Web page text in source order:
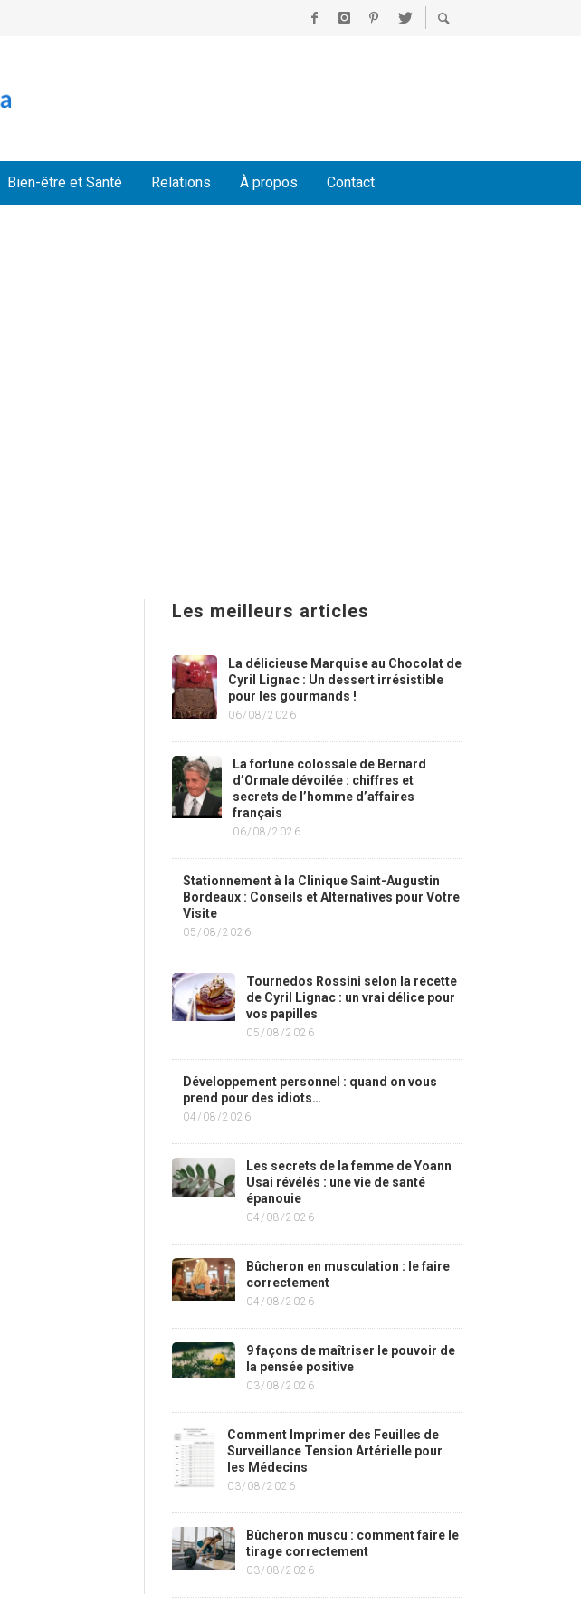
Bien-être et Santé Relations À propos Contact
Les meilleurs articles
La délicieuse Marquise au Chocolat de
Cyril Lignac : Un dessert irrésistible
pour les gourmands !
06/08/2026
La fortune colossale de Bernard
d’Ormale dévoilée : chiffres et
secrets de l’homme d’affaires
français
06/08/2026
Stationnement à la Clinique Saint-Augustin
Bordeaux : Conseils et Alternatives pour Votre
Visite
05/08/2026
Tournedos Rossini selon la recette
de Cyril Lignac : un vrai délice pour
vos papilles
05/08/2026
Développement personnel : quand on vous
prend pour des idiots…
04/08/2026
Les secrets de la femme de Yoann
Usai révélés : une vie de santé
épanouie
04/08/2026
Bûcheron en musculation : le faire
correctement
04/08/2026
9 façons de maîtriser le pouvoir de
la pensée positive
03/08/2026
Comment Imprimer des Feuilles de
Surveillance Tension Artérielle pour
les Médecins
03/08/2026
Bûcheron muscu : comment faire le
tirage correctement
03/08/2026